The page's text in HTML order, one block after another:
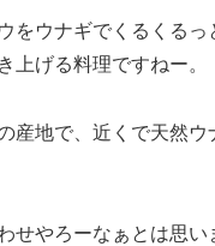
をウナギでくるくるっ
上げる料理ですねー。
産地で、近くで天然
せやろーなぁとは思い